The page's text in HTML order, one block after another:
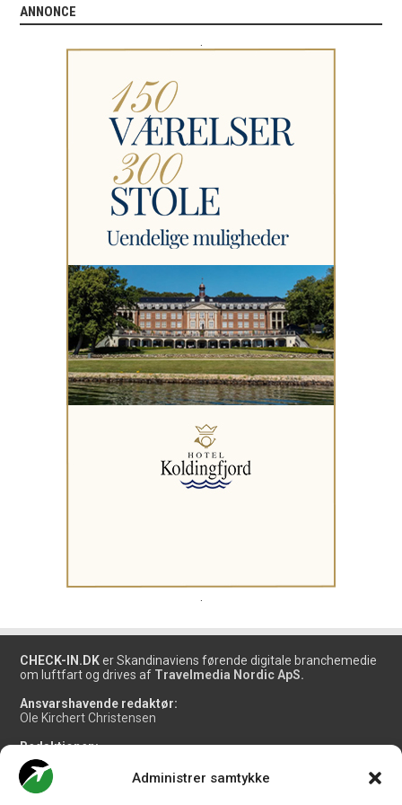
Administrer samtykke
ANNONCE
CHECK-IN.DK er Skandinaviens førende digitale branchemedie
om luftfart og drives af Travelmedia Nordic ApS.
Ansvarshavende redaktør:
Ole Kirchert Christensen
Redaktionen:
Christian Granhøj Skouboe
Henrik Baumgarten
Danny Longhi Andreasen